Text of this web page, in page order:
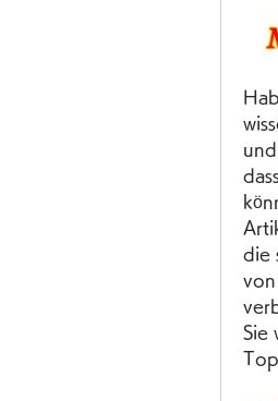
die
Sie